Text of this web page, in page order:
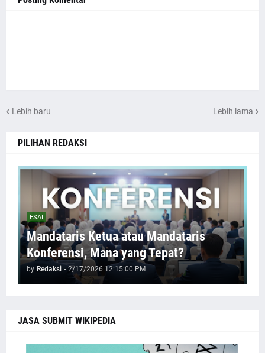
Lebih baru Lebih lama
PILIHAN REDAKSI
ESAI
Mandataris Ketua atau Mandataris
Konferensi, Mana yang Tepat?
by Redaksi - 2/17/2026 12:15:00 PM
JASA SUBMIT WIKIPEDIA